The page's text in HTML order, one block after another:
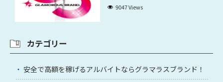
9047 Views
カテゴリー
安全で高額を稼げるアルバイトならグラマラスブランド！